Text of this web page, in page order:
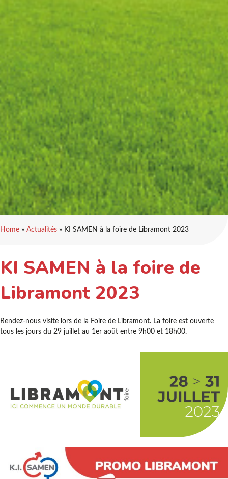
Home » Actualités » KI SAMEN à la foire de Libramont 2023
KI SAMEN à la foire de
Libramont 2023
Rendez-nous visite lors de la Foire de Libramont. La foire est ouverte
tous les jours du 29 juillet au 1er août entre 9h00 et 18h00.